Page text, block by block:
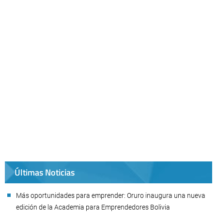
Últimas Noticias
Más oportunidades para emprender: Oruro inaugura una nueva
edición de la Academia para Emprendedores Bolivia